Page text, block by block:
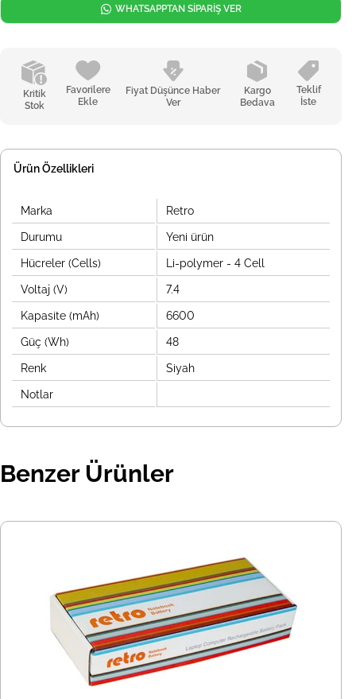
Kritik
Stok
Favorilere
Ekle
Fiyat Düşünce Haber
Ver
Kargo
Bedava
Teklif
İste
WHATSAPPTAN SİPARİŞ VER
Ürün Özellikleri
Marka Retro
Durumu Yeni ürün
Hücreler (Cells) Li-polymer - 4 Cell
Voltaj (V) 7.4
Kapasite (mAh) 6600
Güç (Wh) 48
Renk Siyah
Notlar
Benzer Ürünler